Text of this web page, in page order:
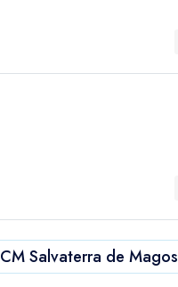
CM Salvaterra de Magos